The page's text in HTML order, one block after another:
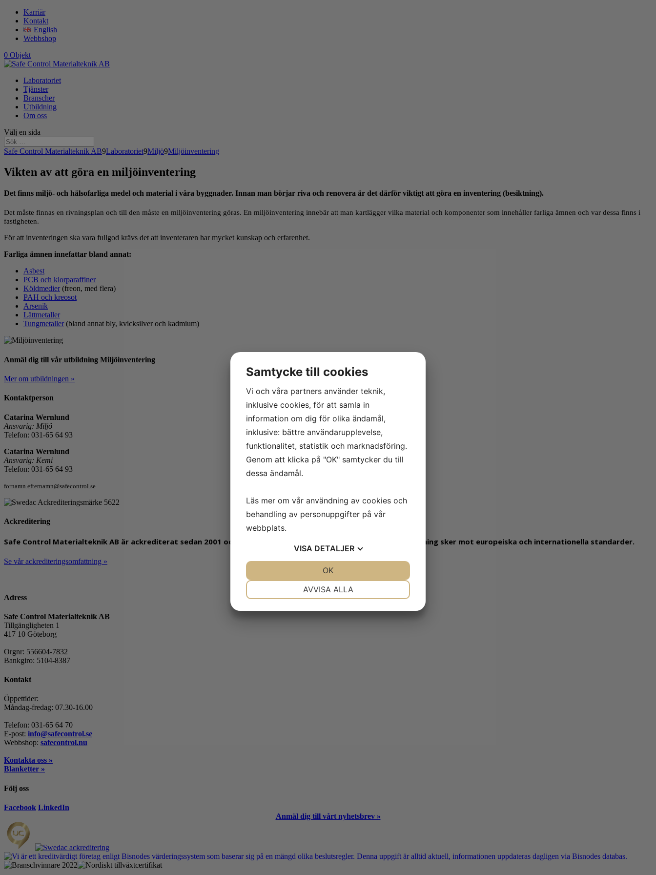
Karriär
Kontakt
English
Webbshop
0 Objekt
Laboratoriet
Tjänster
Branscher
Utbildning
Om oss
Välj en sida
Safe Control Materialteknik AB9Laboratoriet9Miljö9Miljöinventering
Vikten av att göra en miljöinventering
Det finns miljö- och hälsofarliga medel och material i våra byggnader. Innan man börjar riva och renovera är det därför viktigt att göra en inventering (besiktning).
Det måste finnas en rivningsplan och till den måste en miljöinventering göras. En miljöinventering innebär att man kartlägger vilka material och komponenter som innehåller farliga ämnen och var dessa finns i
fastigheten.
För att inventeringen ska vara fullgod krävs det att inventeraren har mycket kunskap och erfarenhet.
Farliga ämnen innefattar bland annat:
Asbest
PCB och klorparaffiner
Köldmedier (freon, med flera)
PAH och kreosot
Arsenik
Lättmetaller
Tungmetaller (bland annat bly, kvicksilver och kadmium)
Anmäl dig till vår utbildning Miljöinventering
Mer om utbildningen »
Kontaktperson
Catarina Wernlund
Ansvarig: Miljö
Telefon: 031-65 64 93
Catarina Wernlund
Ansvarig: Kemi
Telefon: 031-65 64 93
fornamn.efternamn@safecontrol.se
Ackreditering
Safe Control Materialteknik AB är ackrediterat sedan 2001 och innehar flexibel ackreditering sedan 2016. All provning sker mot europeiska och internationella standarder.
Se vår ackrediteringsomfattning »
Adress
Safe Control Materialteknik AB
Tillgängligheten 1
417 10 Göteborg
Orgnr: 556604-7832
Bankgiro: 5104-8387
Kontakt
Öppettider:
Måndag-fredag: 07.30-16.00
Telefon: 031-65 64 70
E-post: info@safecontrol.se
Webbshop: safecontrol.nu
Kontakta oss »
Blanketter »
Följ oss
Facebook LinkedIn
Anmäl dig till vårt nyhetsbrev »
Samtycke till cookies
Vi och våra partners använder teknik,
inklusive cookies, för att samla in
information om dig för olika ändamål,
inklusive: bättre användarupplevelse,
funktionalitet, statistik och marknadsföring.
Genom att klicka på "OK" samtycker du till
dessa ändamål.
Läs mer om vår användning av cookies och
behandling av personuppgifter på vår
webbplats.
VISA DETALJER
AVVISA ALLA
OK